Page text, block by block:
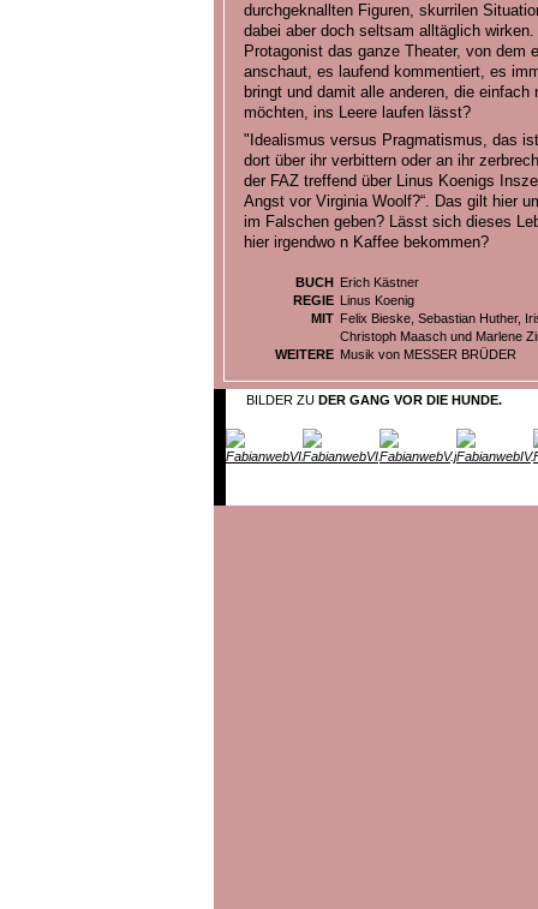
durchgeknallten Figuren, skurrilen
dabei aber doch seltsam alltäglich
Protagonist das ganze Theater, von dem
anschaut, es laufend kommentiert, es
bringt und damit alle anderen, die
möchten, ins Leere laufen lässt?
"Idealismus versus Pragmatismus, das
dort über ihr verbittern oder an ihr
der FAZ treffend über Linus Koenigs
Angst vor Virginia Woolf?“. Das gilt hier
im Falschen geben? Lässt sich dieses
hier irgendwo n Kaffee bekommen?
BUCH Erich Kästner
REGIE Linus Koenig
MIT Felix Bieske, Sebastian Huther,
Christoph Maasch und Marlene
WEITERE Musik von MESSER BRÜDER
BILDER ZU DER GANG VOR DIE HUNDE.